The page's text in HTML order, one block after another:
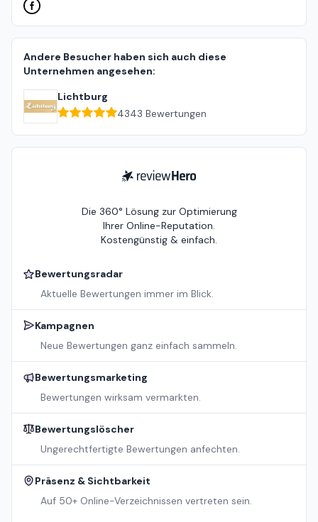
Andere Besucher haben sich auch diese
Unternehmen angesehen:
Lichtburg
4343 Bewertungen
ReviewHero
Die 360° Lösung zur Optimierung
Ihrer Online-Reputation.
Kostengünstig & einfach.
Bewertungsradar
Aktuelle Bewertungen immer im Blick.
Kampagnen
Neue Bewertungen ganz einfach sammeln.
Bewertungsmarketing
Bewertungen wirksam vermarkten.
Bewertungslöscher
Ungerechtfertigte Bewertungen anfechten.
Präsenz & Sichtbarkeit
Auf 50+ Online-Verzeichnissen vertreten sein.